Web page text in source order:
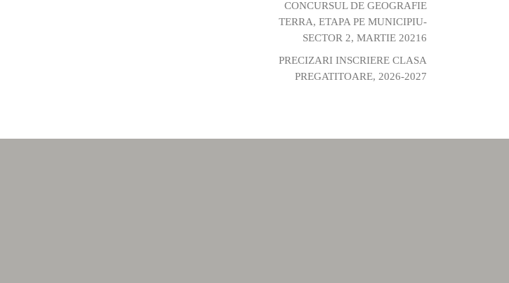
CONCURSUL DE GEOGRAFIE
TERRA, ETAPA PE MUNICIPIU-
SECTOR 2, MARTIE 20216
PRECIZARI INSCRIERE CLASA
PREGATITOARE, 2026-2027